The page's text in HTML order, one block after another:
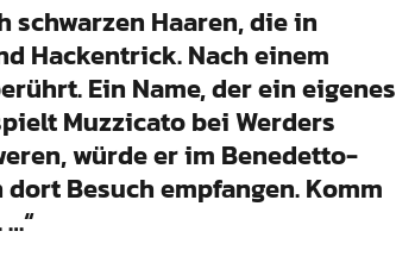
schwarzen Haaren, die in
Hackentrick. Nach einem
Ein Name, der ein eigenes
Muzzicato bei Werders
würde er im Benedetto-
Besuch empfangen. Komm